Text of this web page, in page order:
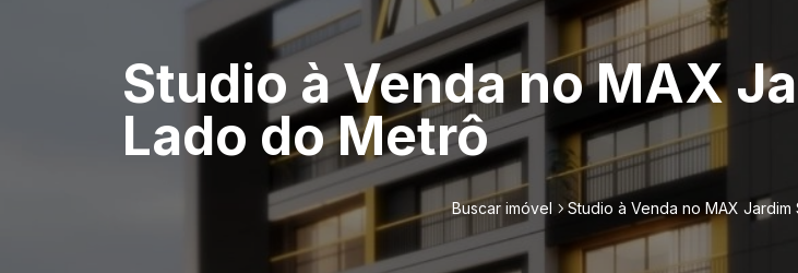
Studio à Venda no MAX
Lado do Metrô
Buscar imóvel Studio à Venda no MAX